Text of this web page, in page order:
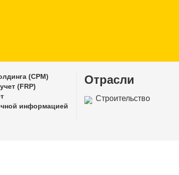
(CPM)
(FRP)
информацией
Отрасли
Строительство